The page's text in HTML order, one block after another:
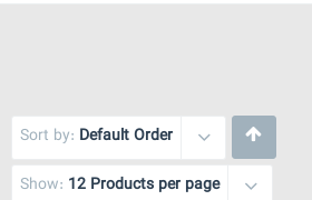
Sort by: Default Order
Show: 12 Products per page